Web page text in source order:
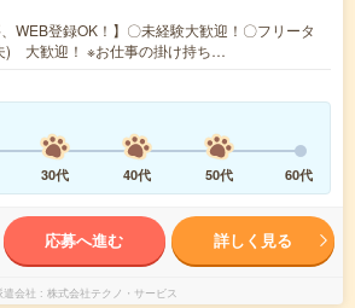
、WEB登録OK！】〇未経験大歓迎！〇フリータ
) 大歓迎！ ※お仕事の掛け持ち…
30代 40代 50代 60代
応募へ進む 詳しく見る
遣会社 株式会社テクノ・サービス